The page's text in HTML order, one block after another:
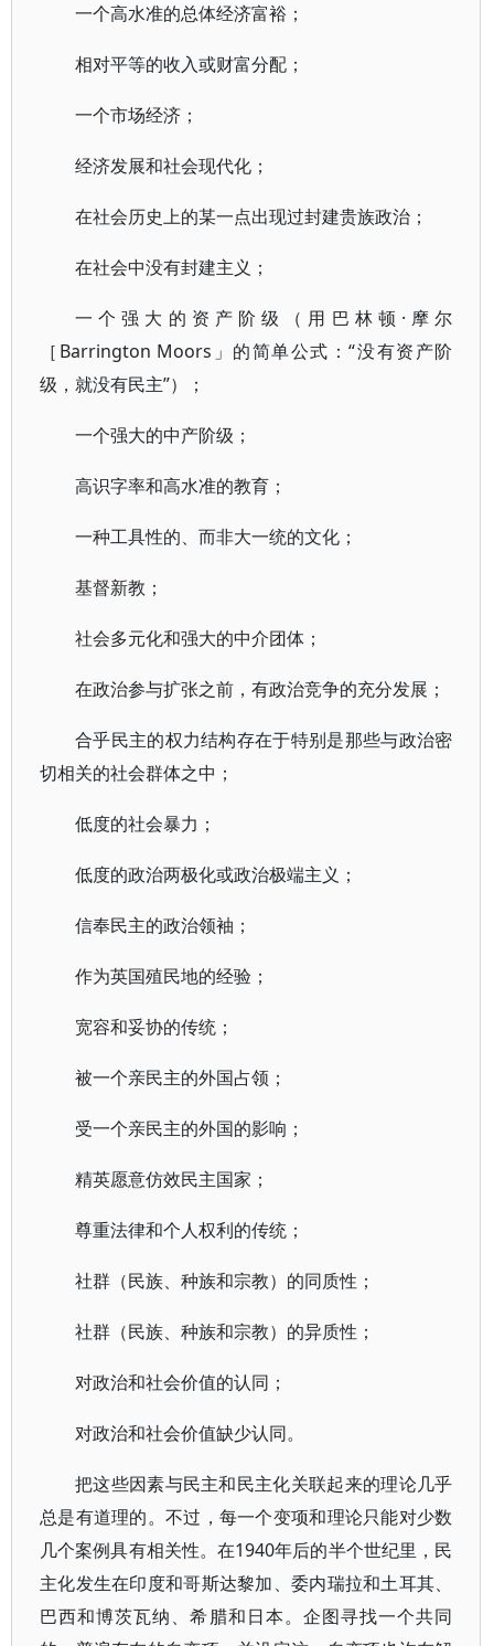
一个高水准的总体经济富裕；
相对平等的收入或财富分配；
一个市场经济；
经济发展和社会现代化；
在社会历史上的某一点出现过封建贵族政治；
在社会中没有封建主义；
一个强大的资产阶级（用巴林顿·摩尔
［Barrington Moors」的简单公式：“没有资产阶
级，就没有民主”）；
一个强大的中产阶级；
高识字率和高水准的教育；
一种工具性的、而非大一统的文化；
基督新教；
社会多元化和强大的中介团体；
在政治参与扩张之前，有政治竞争的充分发展；
合乎民主的权力结构存在于特别是那些与政治密
切相关的社会群体之中；
低度的社会暴力；
低度的政治两极化或政治极端主义；
信奉民主的政治领袖；
作为英国殖民地的经验；
宽容和妥协的传统；
被一个亲民主的外国占领；
受一个亲民主的外国的影响；
精英愿意仿效民主国家；
尊重法律和个人权利的传统；
社群（民族、种族和宗教）的同质性；
社群（民族、种族和宗教）的异质性；
对政治和社会价值的认同；
对政治和社会价值缺少认同。
把这些因素与民主和民主化关联起来的理论几乎
总是有道理的。不过，每一个变项和理论只能对少数
几个案例具有相关性。在1940年后的半个世纪里，民
主化发生在印度和哥斯达黎加、委内瑞拉和土耳其、
巴西和博茨瓦纳、希腊和日本。企图寻找一个共同